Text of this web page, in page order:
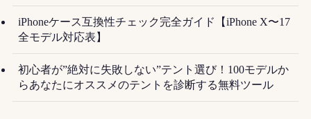
iPhoneケース互換性チェック完全ガイド【iPhone X〜17
全モデル対応表】
初心者が”絶対に失敗しない”テント選び！100モデルか
らあなたにオススメのテントを診断する無料ツール